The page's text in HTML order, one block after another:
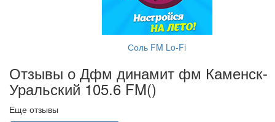
Соль FM Lo-Fi
Отзывы о Дфм динамит фм Каменск-
Уральский 105.6 FM()
Еще отзывы